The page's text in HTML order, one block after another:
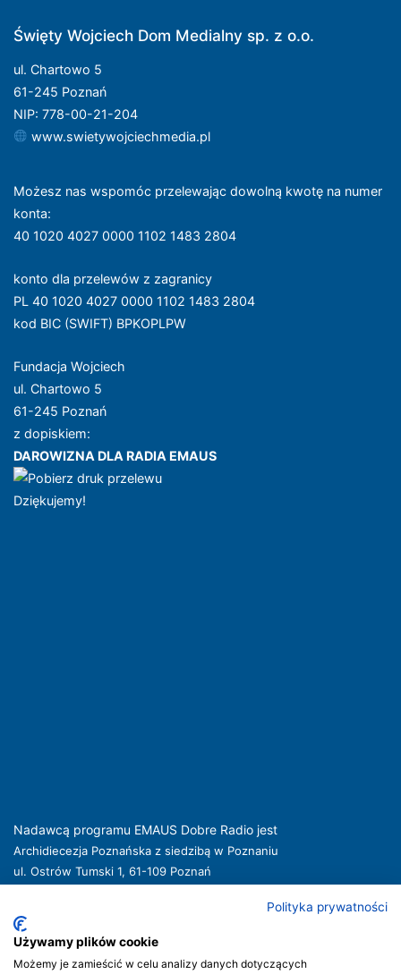
Święty Wojciech Dom Medialny sp. z o.o.
ul. Chartowo 5
61-245 Poznań
NIP: 778-00-21-204
www.swietywojciechmedia.pl
Możesz nas wspomóc przelewając dowolną kwotę na numer
konta:
40 1020 4027 0000 1102 1483 2804
konto dla przelewów z zagranicy
PL 40 1020 4027 0000 1102 1483 2804
kod BIC (SWIFT) BPKOPLPW
Fundacja Wojciech
ul. Chartowo 5
61-245 Poznań
z dopiskiem:
DAROWIZNA DLA RADIA EMAUS
Dziękujemy!
Nadawcą programu EMAUS Dobre Radio jest
Archidiecezja Poznańska z siedzibą w Poznaniu
ul. Ostrów Tumski 1, 61-109 Poznań
Nadawca oferuje usługi medialne obejmujące rozpowszechnianie programu
radiowego pod nazwą EMAUS Dobre Radio oraz prowadzenie portalu
internetową Nadawcy.
Polityka prywatności
Używamy plików cookie
Możemy je zamieścić w celu analizy danych dotyczących